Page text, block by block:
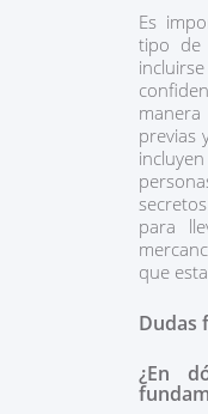
Es
tipo de
previas
para
que
Dudas
¿En